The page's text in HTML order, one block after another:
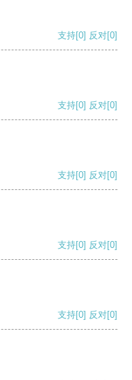
支持[0] 反对[0]
支持[0] 反对[0]
支持[0] 反对[0]
支持[0] 反对[0]
支持[0] 反对[0]